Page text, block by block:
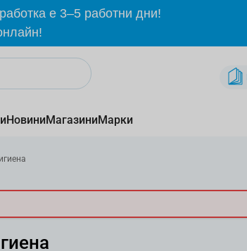
е 3–5 работни дни!
НовиниМагазиниМарки